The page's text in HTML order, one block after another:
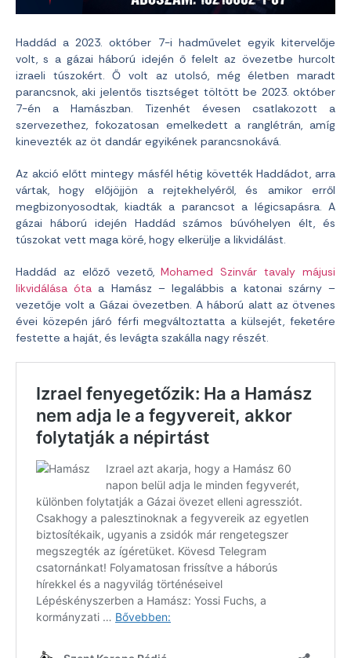
Haddád a 2023. október 7-i hadművelet egyik kitervelője
volt, s a gázai háború idején ő felelt az övezetbe hurcolt
izraeli túszokért. Ő volt az utolsó, még életben maradt
parancsnok, aki jelentős tisztséget töltött be 2023. október
7-én a Hamászban. Tizenhét évesen csatlakozott a
szervezethez, fokozatosan emelkedett a ranglétrán, amíg
kinevezték az öt dandár egyikének parancsnokává.
Az akció előtt mintegy másfél hétig követték Haddádot, arra
vártak, hogy előjöjjön a rejtekhelyéről, és amikor erről
megbizonyosodtak, kiadták a parancsot a légicsapásra. A
gázai háború idején Haddád számos búvóhelyen élt, és
túszokat vett maga köré, hogy elkerülje a likvidálást.
Haddád az előző vezető,Mohamed Szinvár tavaly májusi
likvidálása óta a Hamász – legalábbis a katonai szárny –
vezetője volt a Gázai övezetben. A háború alatt az ötvenes
évei közepén járó férfi megváltoztatta a külsejét, feketére
festette a haját, és levágta szakálla nagy részét.